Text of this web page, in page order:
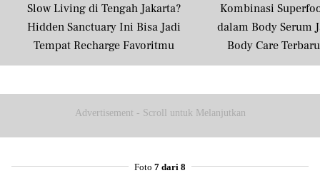
Slow Living di Tengah Jakarta?
Hidden Sanctuary Ini Bisa Jadi
Tempat Recharge Favoritmu
Kombinasi
dalam Body Serum
Body Care
Masyarakat
Advertisement - Scroll untuk Melanjutkan
Foto 7 dari 8